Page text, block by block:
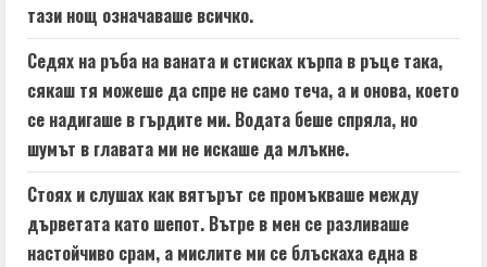
тази нощ означаваше всичко.
Седях на ръба на ваната и стисках кърпа в ръце така,
сякаш тя можеше да спре не само теча, а и онова, което
се надигаше в гърдите ми. Водата беше спряла, но
шумът в главата ми не искаше да млъкне.
Стоях и слушах как вятърът се промъкваше между
дърветата като шепот. Вътре в мен се разливаше
настойчиво срам, а мислите ми се блъскаха една в